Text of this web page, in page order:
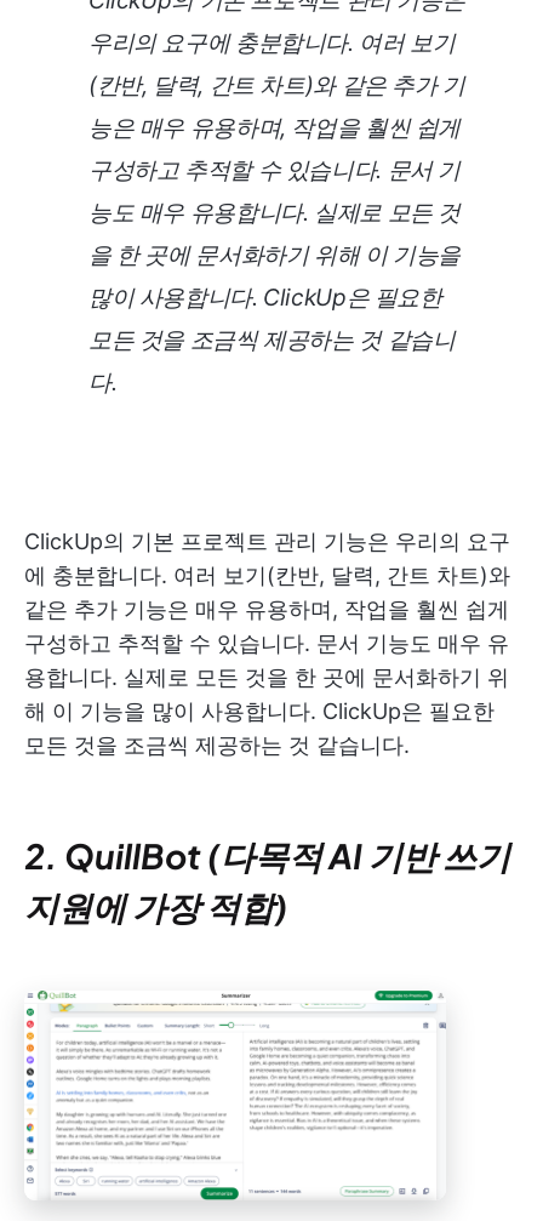
우리의 요구에 충분합니다. 여러 보기
(칸반, 달력, 간트 차트)와 같은 추가 기
능은 매우 유용하며, 작업을 훨씬 쉽게
구성하고 추적할 수 있습니다. 문서 기
능도 매우 유용합니다. 실제로 모든 것
을 한 곳에 문서화하기 위해 이 기능을
많이 사용합니다. ClickUp은 필요한
모든 것을 조금씩 제공하는 것 같습니
다.
ClickUp의 기본 프로젝트 관리 기능은 우리의 요구
에 충분합니다. 여러 보기(칸반, 달력, 간트 차트)와
같은 추가 기능은 매우 유용하며, 작업을 훨씬 쉽게
구성하고 추적할 수 있습니다. 문서 기능도 매우 유
용합니다. 실제로 모든 것을 한 곳에 문서화하기 위
해 이 기능을 많이 사용합니다. ClickUp은 필요한
모든 것을 조금씩 제공하는 것 같습니다.
2. QuillBot (다목적 AI 기반 쓰기
지원에 가장 적합)